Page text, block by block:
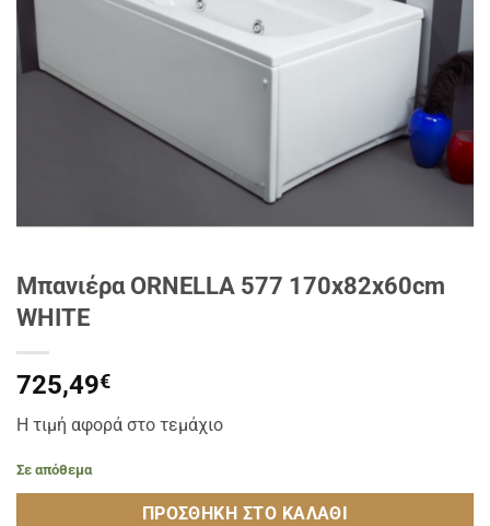
Μπανιέρα ORNELLA 577 170x82x60cm
WHITE
725,49€
Η τιμή αφορά στο τεμάχιο
Σε απόθεμα
ΠΡΟΣΘΉΚΗ ΣΤΟ ΚΑΛΆΘΙ